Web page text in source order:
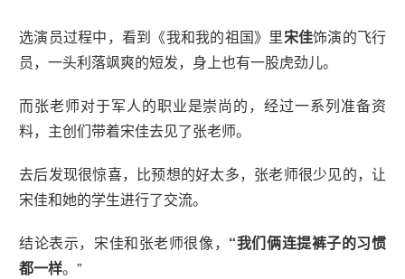
选演员过程中，看到《我和我的祖国》里宋佳饰演的飞行
员，一头利落飒爽的短发，身上也有一股虎劲儿。
而张老师对于军人的职业是崇尚的，经过一系列准备资
料，主创们带着宋佳去见了张老师。
去后发现很惊喜，比预想的好太多，张老师很少见的，让
宋佳和她的学生进行了交流。
结论表示，宋佳和张老师很像， “我们俩连提裤子的习惯
都一样。”